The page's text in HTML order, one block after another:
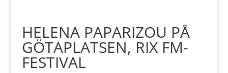
HELENA PAPARIZOU PÅ
GÖTAPLATSEN, RIX FM-
FESTIVAL